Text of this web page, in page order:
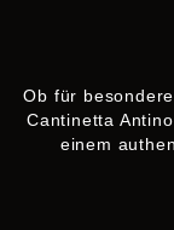
Ob für
Cantinetta
einem